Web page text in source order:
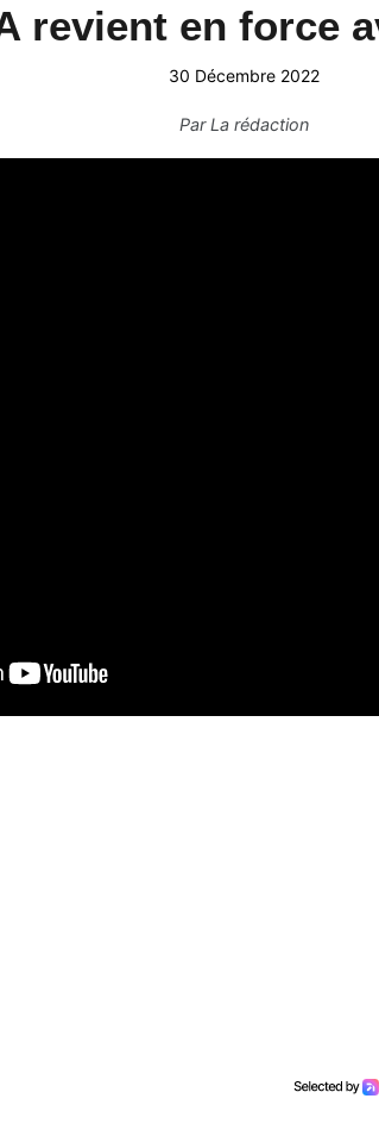
revient en force
30 Décembre 2022
ParLa rédaction